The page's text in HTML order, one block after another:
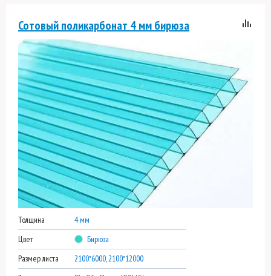
Сотовый поликарбонат 4 мм бирюза
Толщина
4 мм
Цвет
Бирюза
Размер листа
2100*6000, 2100*12000